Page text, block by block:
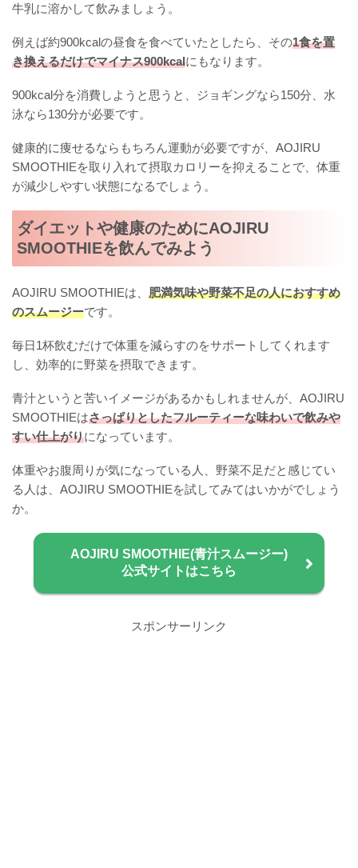
牛乳に溶かして飲みましょう。
例えば約900kcalの昼食を食べていたとしたら、その1食を置
き換えるだけでマイナス900kcalにもなります。
900kcal分を消費しようと思うと、ジョギングなら150分、水
泳なら130分が必要です。
健康的に痩せるならもちろん運動が必要ですが、AOJIRU
SMOOTHIEを取り入れて摂取カロリーを抑えることで、体重
が減少しやすい状態になるでしょう。
ダイエットや健康のためにAOJIRU
SMOOTHIEを飲んでみよう
AOJIRU SMOOTHIEは、 肥満気味や野菜不足の人におすすめ
のスムージーです。
毎日1杯飲むだけで体重を減らすのをサポートしてくれます
し、効率的に野菜を摂取できます。
青汁というと苦いイメージがあるかもしれませんが、AOJIRU
SMOOTHIEはさっぱりとしたフルーティーな味わいで飲みや
すい仕上がりになっています。
体重やお腹周りが気になっている人、野菜不足だと感じてい
る人は、AOJIRU SMOOTHIEを試してみてはいかがでしょう
か。
AOJIRU SMOOTHIE(青汁スムージー)
公式サイトはこちら
スポンサーリンク